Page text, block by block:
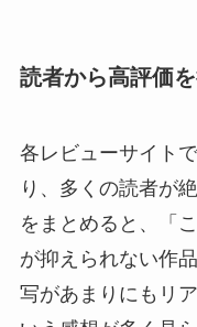
読者から高評価
各レビューサイト
り、多くの読者が
をまとめると、「
が抑えられない作
写があまりにもリ